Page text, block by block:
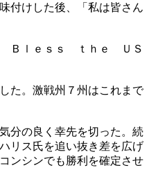
付けした後、「私は皆さん
ｄ Ｂｌｅｓｓ ｔｈｅ ＵＳ
た。激戦州７州はこれまで
分の良く幸先を切った。続
リス氏を追い抜き差を広げ
ンシンでも勝利を確定させ